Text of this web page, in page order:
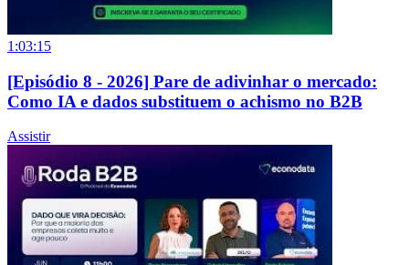
1:03:15
[Episódio 8 - 2026] Pare de adivinhar o mercado:
Como IA e dados substituem o achismo no B2B
Assistir